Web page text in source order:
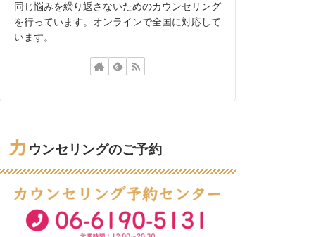
同じ悩みを繰り返さないためのカウンセリング
を行っています。オンラインで全国に対応して
います。
カ ウンセリングのご予約